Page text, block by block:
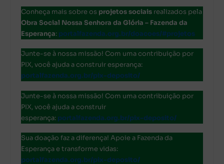
Conheça mais sobre os projetos sociais realizados pela
Obra Social Nossa Senhora da Glória – Fazenda da
Esperança: portalfazenda.org.br/doacoes/#projetos
Junte-se à nossa missão! Com uma contribuição por
PIX, você ajuda a construir esperança:
portalfazenda.org.br/pix-deposito/
Junte-se à nossa missão! Com uma contribuição por
PIX, você ajuda a construir
esperança: portalfazenda.org.br/pix-deposito/
Sua doação faz a diferença! Apoie a Fazenda da
Esperança e transforme vidas:
portalfazenda.org.br/pix-deposito/